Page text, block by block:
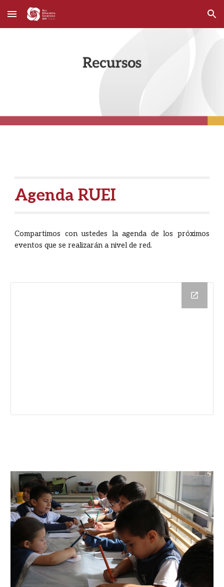
Skip to main content Skip to navigation
Agenda RUEI
Compartimos con ustedes la agenda de los próximos
eventos que se realizarán a nivel de red.